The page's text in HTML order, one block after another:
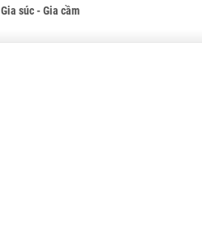
Gia súc - Gia cầm